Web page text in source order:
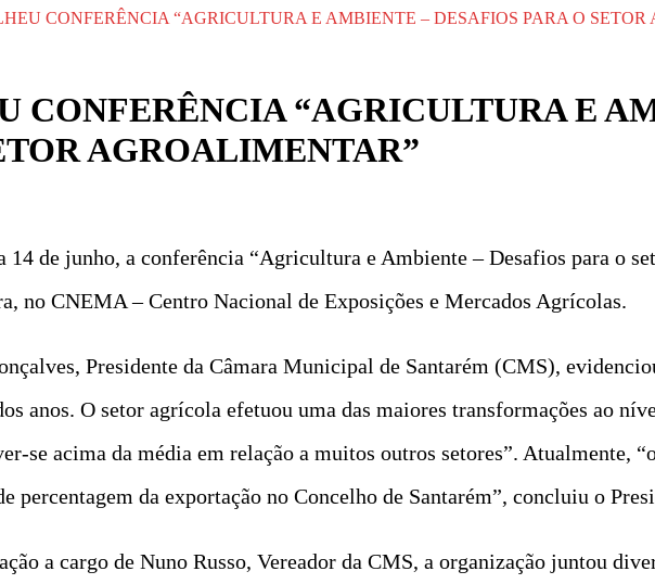
CONFERÊNCIA “AGRICULTURA E AMBIENTE – DESAFIOS PARA O
CONFERÊNCIA “AGRICULTURA E
AGROALIMENTAR”
14 de junho, a conferência “Agricultura e Ambiente – Desafios para o
no CNEMA – Centro Nacional de Exposições e Mercados Agrícolas.
Presidente da Câmara Municipal de Santarém (CMS),
anos. O setor agrícola efetuou uma das maiores transformações ao
se acima da média em relação a muitos outros setores”. Atualmente,
percentagem da exportação no Concelho de Santarém”, concluiu o
a cargo de Nuno Russo, Vereador da CMS, a organização juntou